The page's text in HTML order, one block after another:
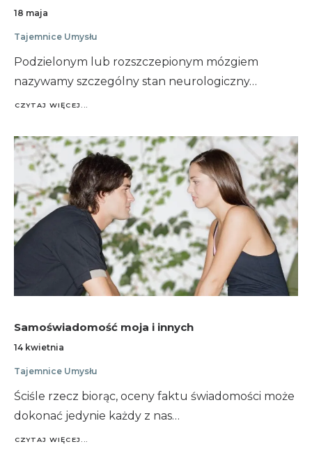
18 maja
Tajemnice Umysłu
Podzielonym lub rozszczepionym mózgiem
nazywamy szczególny stan neurologiczny…
CZYTAJ WIĘCEJ...
Samoświadomość moja i innych
14 kwietnia
Tajemnice Umysłu
Ściśle rzecz biorąc, oceny faktu świadomości może
dokonać jedynie każdy z nas…
CZYTAJ WIĘCEJ...